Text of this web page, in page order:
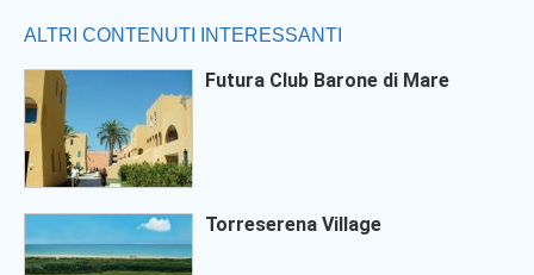
ALTRI CONTENUTI INTERESSANTI
Futura Club Barone di Mare
Torreserena Village